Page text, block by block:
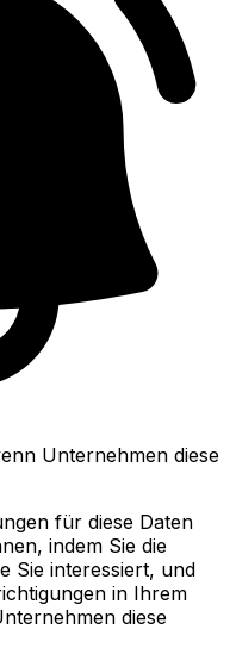
Unternehmen diese
für diese Daten
indem Sie die
Sie interessiert, und
in Ihrem
diese